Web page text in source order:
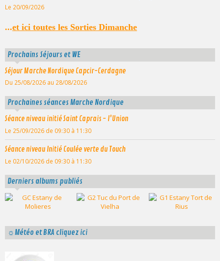
Le 20/09/2026
...et ici toutes les Sorties Dimanche
Prochains Séjours et WE
Séjour Marche Nordique Capcir-Cerdagne
Du 25/08/2026 au 28/08/2026
Prochaines séances Marche Nordique
Séance niveau initié Saint Caprais - l'Union
Le 25/09/2026 de 09:30 à 11:30
Séance niveau Initié Coulée verte du Touch
Le 02/10/2026 de 09:30 à 11:30
Derniers albums publiés
☼Météo et BRA cliquez ici